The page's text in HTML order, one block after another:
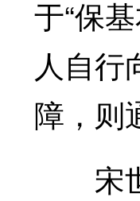
于“保
人自行
障，则
宋世